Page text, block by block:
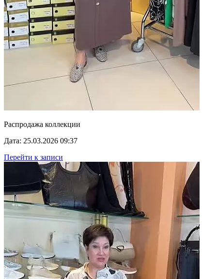
Распродажа коллекции
Дата: 25.03.2026 09:37
Перейти к записи